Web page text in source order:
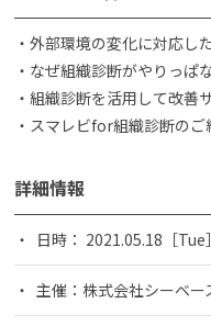
・外部環境の変化に対応し
・なぜ組織診断がやりっぱ
・組織診断を活用して改善
・スマレビfor組織診断のご
詳細情報
日時： 2021.05.18［
主催：株式会社シーベー